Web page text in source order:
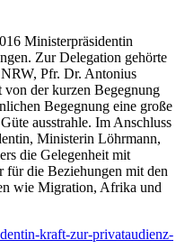
Ministerpräsidentin
Zur Delegation gehörte
Pfr. Dr. Antonius
von der kurzen Begegnung
Begegnung eine große
ausstrahle. Im Anschluss
Ministerin Löhrmann,
die Gelegenheit mit
für die Beziehungen mit den
wie Migration, Afrika und
kraft-zur-privataudienz-